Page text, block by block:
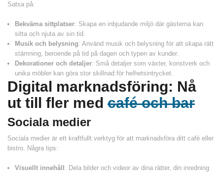
Satsa på:
Bekväma sittplatser: Skapa en inbjudande miljö där gästerna kan
sitta och njuta av sin tid.
Musik och belysning: Använd musik och belysning för att skapa rätt
stämning, beroende på tid på dagen och typen av kunder.
Dekorationer och detaljer: Små detaljer som växter, konstverk och
unika möbler kan göra stor skillnad för helhetsintrycket.
Digital marknadsföring: Nå
ut till fler med café och bar
Sociala medier
Sociala medier är ett kraftfullt verktyg för att marknadsföra ditt café eller
bistro. Några tips:
Visuellt innehåll : Dela bilder och videor av dina rätter, din inredning